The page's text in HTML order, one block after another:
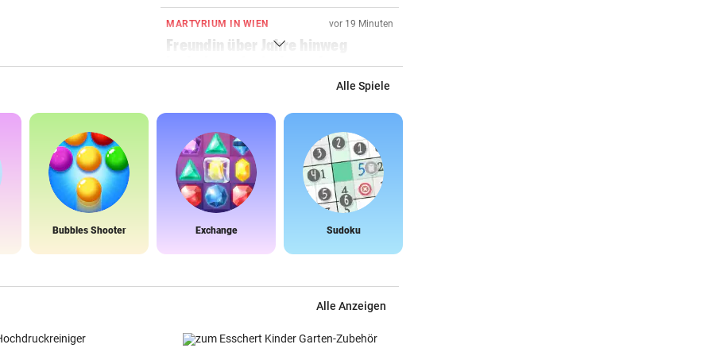
MARTYRIUM IN WIEN vor 19 Minuten
Freundin über Jahre hinweg
bedroht und missbraucht
Erleben Sie den Auftakt der Global
Champions Tour!
HIT IN SALZBURG SCHULD vor 29 Minuten
Ungewöhnlich! Warum Rapid
schon um 18 Uhr spielt
Gewalt an Frauen
„Wer will mich?“: Diese Tiere
Alle Spiele
Bubbles Shooter Exchange Sudoku
Alle Anzeigen